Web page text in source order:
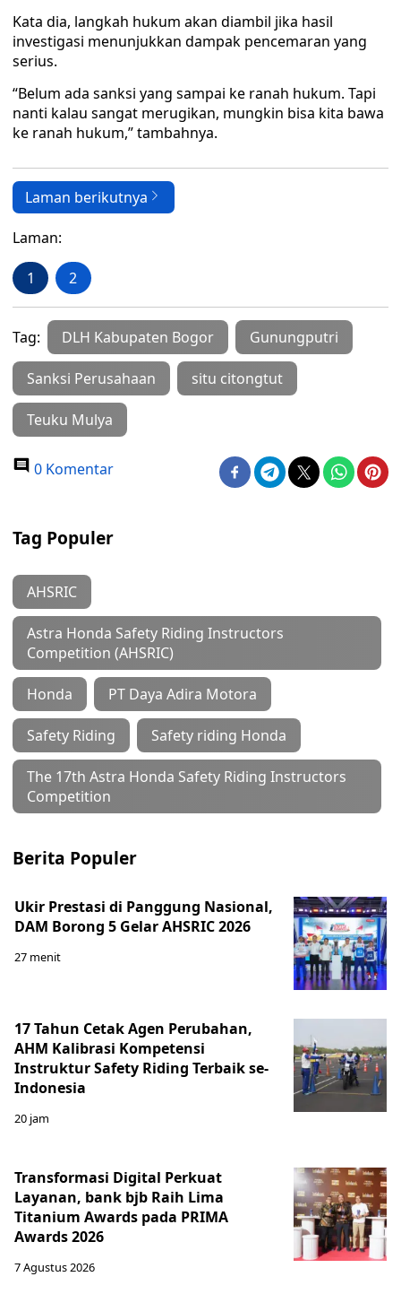
Kata dia, langkah hukum akan diambil jika hasil
investigasi menunjukkan dampak pencemaran yang
serius.
“Belum ada sanksi yang sampai ke ranah hukum. Tapi
nanti kalau sangat merugikan, mungkin bisa kita bawa
ke ranah hukum,” tambahnya.
Laman berikutnya
Laman:
1 2
Tag: DLH Kabupaten Bogor Gunungputri
Sanksi Perusahaan situ citongtut
Teuku Mulya
0 Komentar
Tag Populer
AHSRIC
Astra Honda Safety Riding Instructors
Competition (AHSRIC)
Honda PT Daya Adira Motora
Safety Riding Safety riding Honda
The 17th Astra Honda Safety Riding Instructors
Competition
Berita Populer
Ukir Prestasi di Panggung Nasional,
DAM Borong 5 Gelar AHSRIC 2026
27 menit
17 Tahun Cetak Agen Perubahan,
AHM Kalibrasi Kompetensi
Instruktur Safety Riding Terbaik se-
Indonesia
20 jam
Transformasi Digital Perkuat
Layanan, bank bjb Raih Lima
Titanium Awards pada PRIMA
Awards 2026
7 Agustus 2026